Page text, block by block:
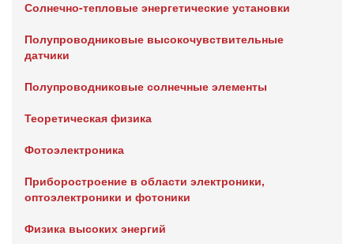
Солнечно-тепловые энергетические установки
Полупроводниковые высокочувствительные
датчики
Полупроводниковые солнечные элементы
Теоретическая физика
Фотоэлектроника
Приборостроение в области электроники,
оптоэлектроники и фотоники
Физика высоких энергий